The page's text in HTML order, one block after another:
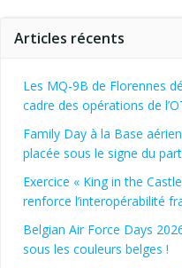
Articles récents
Les MQ-9B de Florennes
cadre des opérations de
Family Day à la Base
placée sous le signe du
Exercice « King in the
renforce l’interopérabilité
Belgian Air Force Days
sous les couleurs belges !